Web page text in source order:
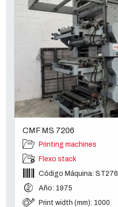
CMF MS 7206
Printing machines
Flexo stack
Código Máquina: ST276
Año: 1975
Print width (mm): 1000